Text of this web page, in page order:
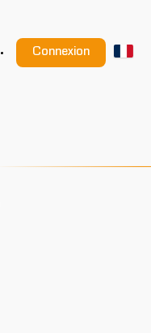
Connexion